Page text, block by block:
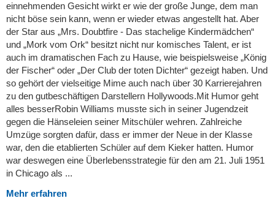
einnehmenden Gesicht wirkt er wie der große Junge, dem man
nicht böse sein kann, wenn er wieder etwas angestellt hat. Aber
der Star aus „Mrs. Doubtfire - Das stachelige Kindermädchen“
und „Mork vom Ork“ besitzt nicht nur komisches Talent, er ist
auch im dramatischen Fach zu Hause, wie beispielsweise „König
der Fischer“ oder „Der Club der toten Dichter“ gezeigt haben. Und
so gehört der vielseitige Mime auch nach über 30 Karrierejahren
zu den gutbeschäftigen Darstellern Hollywoods.Mit Humor geht
alles besserRobin Williams musste sich in seiner Jugendzeit
gegen die Hänseleien seiner Mitschüler wehren. Zahlreiche
Umzüge sorgten dafür, dass er immer der Neue in der Klasse
war, den die etablierten Schüler auf dem Kieker hatten. Humor
war deswegen eine Überlebensstrategie für den am 21. Juli 1951
in Chicago als ...
Mehr erfahren